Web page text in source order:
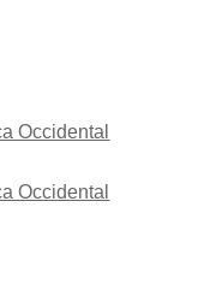
Occidental
Occidental